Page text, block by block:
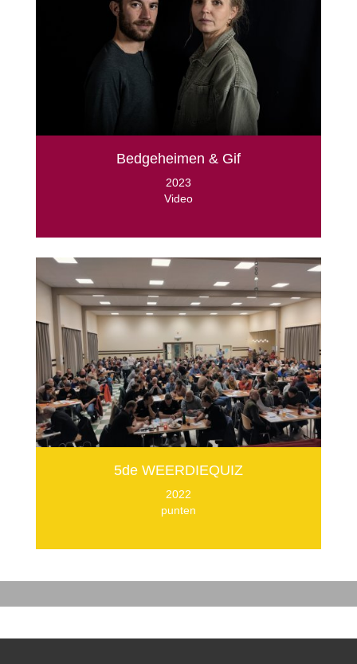
Bedgeheimen & Gif
2023
Video
5de WEERDIEQUIZ
2022
punten